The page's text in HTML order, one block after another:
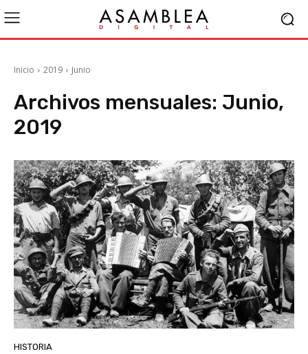
Inicio 2019 Junio
Archivos mensuales: Junio,
2019
HISTORIA